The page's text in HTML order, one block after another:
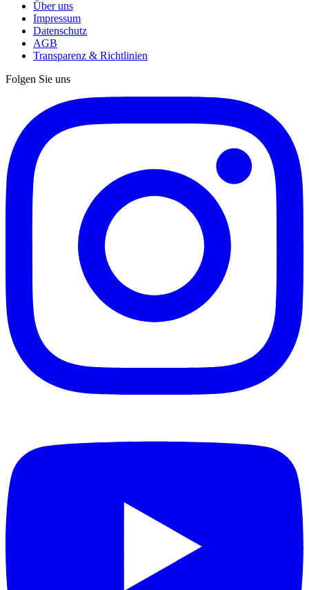
Über uns
Impressum
Datenschutz
AGB
Transparenz & Richtlinien
Folgen Sie uns